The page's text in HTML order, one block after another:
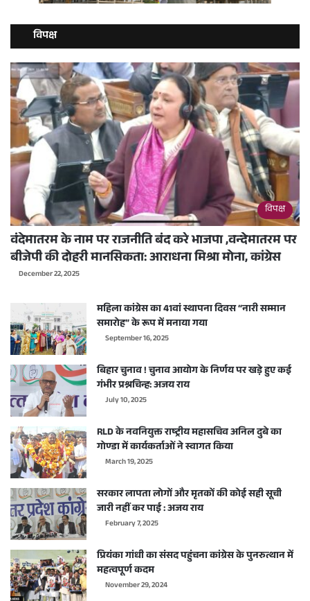
विपक्ष
विपक्ष
वंदेमातरम के नाम पर राजनीति बंद करे भाजपा ,वन्देमातरम पर
बीजेपी की दोहरी मानसिकता: आराधना मिश्रा मोना, कांग्रेस
December 22, 2025
महिला कांग्रेस का 41वां स्थापना दिवस “नारी सम्मान
समारोह” के रूप में मनाया गया
September 16, 2025
बिहार चुनाव ! चुनाव आयोग के निर्णय पर खड़े हुए कई
गंभीर प्रश्नचिन्ह: अजय राय
July 10, 2025
RLD के नवनियुक्त राष्ट्रीय महासचिव अनिल दुबे का
गोण्डा में कार्यकर्ताओं ने स्वागत किया
March 19, 2025
सरकार लापता लोगों और मृतकों की कोई सही सूची
जारी नहीं कर पाई : अजय राय
February 7, 2025
प्रियंका गांधी का संसद पहुंचना कांग्रेस के पुनरुत्थान में
महत्वपूर्ण कदम
November 29, 2024